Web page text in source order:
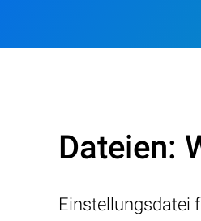
Dateien:
Einstellungsdatei